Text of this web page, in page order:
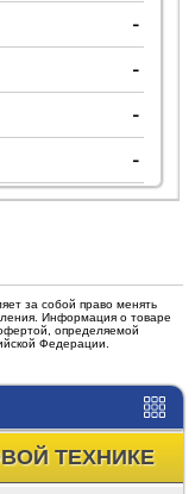
ТЕХНИКЕ
-
-
-
-
за собой право менять
Информация о товаре
определяемой
Федерации.